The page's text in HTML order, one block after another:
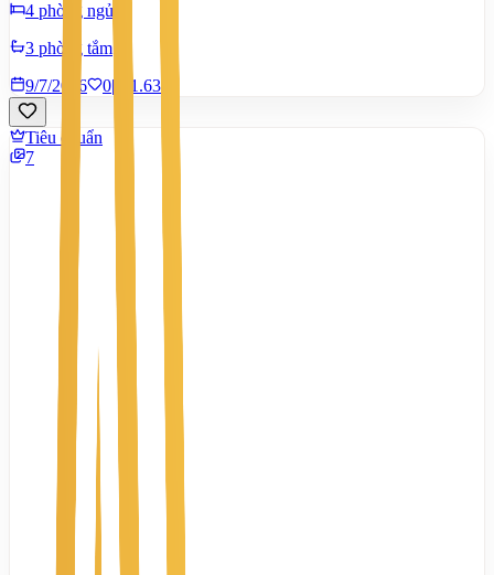
4 phòng ngủ
3 phòng tắm
9/7/2026
0| 1.633
Tiêu chuẩn
7